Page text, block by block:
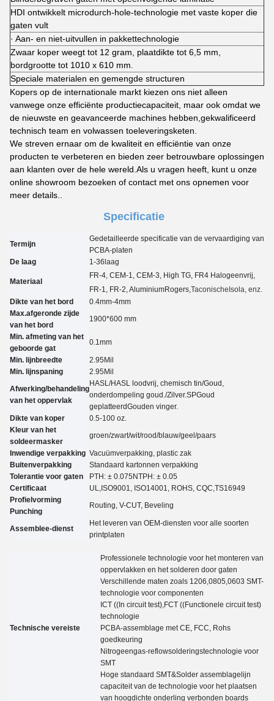
HDI ontwikkelt microdurch-hole-technologie met vaste koper die
gaten vult
· Aan- en niet-uitvullen in pakkettechnologie
Zwaar koper weegt tot 12 gram, plaatdikte tot 6,5 mm,
bordgrootte tot 1010 x 610 mm.
Speciale materialen en gemengde structuren
Kopers op de internationale markt kiezen ons niet alleen
vanwege onze efficiënte productiecapaciteit, maar ook omdat we
de nieuwste en geavanceerde machines hebben,gekwalificeerd
technisch team en volwassen toeleveringsketen.
We streven ernaar om de kwaliteit en efficiëntie van onze
producten te verbeteren en bieden zeer betrouwbare oplossingen
aan klanten over de hele wereld.Als u vragen heeft, kunt u onze
online showroom bezoeken of contact met ons opnemen voor
meer details..
Specificatie
Termijn
Gedetailleerde specificatie van de vervaardiging van
PCBA-platen
De laag
1-36laag
Materiaal
FR-4, CEM-1, CEM-3, High TG, FR4 Halogeenvrij,
FR-1, FR-2, AluminiumRogers, TaconischeIsola, enz.
Dikte van het bord
0.4mm-4mm
Max.afgeronde zijde
van het bord
1900*600 mm
Min. afmeting van het
geboorde gat
0. 1 mm
Min. lijnbreedte 2.95Mil
Min. lijnspaning
2.95Mil
Afwerking/behandeling
van het oppervlak
HASL/HASL loodvrij, chemisch tin/Goud,
onderdompeling goud. /Zilver.SPGoud
geplatteerdGouden vinger.
Dikte van koper
0.5-100 oz.
Kleur van het
soldeermasker
groen/zwart/wit/rood/blauw/geel/paars
Inwendige verpakking Vacuümverpakking, plastic zak
Buitenverpakking
Standaard kartonnen verpakking
Tolerantie voor gaten
PTH: ± 0.075NTPH: ± 0.05
Certificaat
UL, ISO9001, ISO14001, ROHS, CQC ,TS16949
Profielvorming
Punching
Routing, V-CUT, Beveling
Assemblee-dienst
Het leveren van OEM-diensten voor alle soorten
printplaten
Technische vereiste
Professionele technologie voor het monteren van
oppervlakken en het solderen door gaten
Verschillende maten zoals 1206,0805,0603 SMT-
technologie voor componenten
ICT ((In circuit test),FCT ((Functionele circuit test)
technologie
PCBA-assemblage met CE, FCC, Rohs
goedkeuring
Nitrogeengas-reflowsolderingstechnologie voor
SMT
Hoge standaard SMT&Solder assemblagelijn
capaciteit van de technologie voor het plaatsen
van hoogdichte onderling verbonden boards